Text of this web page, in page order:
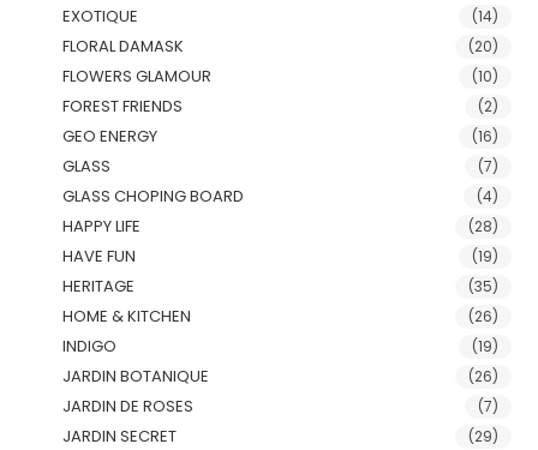
EXOTIQUE (14)
FLORAL DAMASK (20)
FLOWERS GLAMOUR (10)
FOREST FRIENDS (2)
GEO ENERGY (16)
GLASS (7)
GLASS CHOPING BOARD (4)
HAPPY LIFE (28)
HAVE FUN (19)
HERITAGE (35)
HOME & KITCHEN (26)
INDIGO (19)
JARDIN BOTANIQUE (26)
JARDIN DE ROSES (7)
JARDIN SECRET (29)